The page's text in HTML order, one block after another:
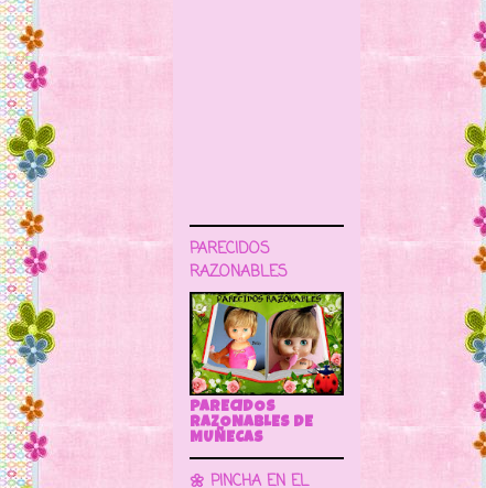
PARECIDOS
RAZONABLES
PARECIDOS
RAZONABLES DE
MUÑECAS
🌼 PINCHA EN EL